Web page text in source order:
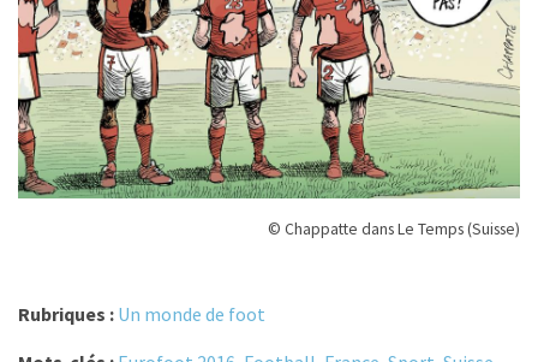
© Chappatte dans Le Temps (Suisse)
Rubriques : Un monde de foot